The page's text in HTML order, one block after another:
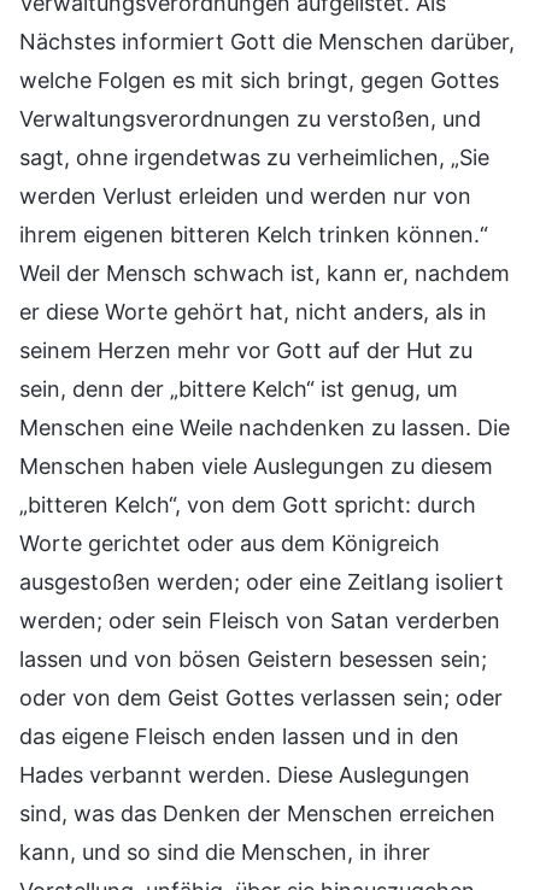
Nächstes informiert Gott die Menschen darüber,
welche Folgen es mit sich bringt, gegen Gottes
Verwaltungsverordnungen zu verstoßen, und
sagt, ohne irgendetwas zu verheimlichen, „Sie
werden Verlust erleiden und werden nur von
ihrem eigenen bitteren Kelch trinken können.“
Weil der Mensch schwach ist, kann er, nachdem
er diese Worte gehört hat, nicht anders, als in
seinem Herzen mehr vor Gott auf der Hut zu
sein, denn der „bittere Kelch“ ist genug, um
Menschen eine Weile nachdenken zu lassen. Die
Menschen haben viele Auslegungen zu diesem
„bitteren Kelch“, von dem Gott spricht: durch
Worte gerichtet oder aus dem Königreich
ausgestoßen werden; oder eine Zeitlang isoliert
werden; oder sein Fleisch von Satan verderben
lassen und von bösen Geistern besessen sein;
oder von dem Geist Gottes verlassen sein; oder
das eigene Fleisch enden lassen und in den
Hades verbannt werden. Diese Auslegungen
sind, was das Denken der Menschen erreichen
kann, und so sind die Menschen, in ihrer